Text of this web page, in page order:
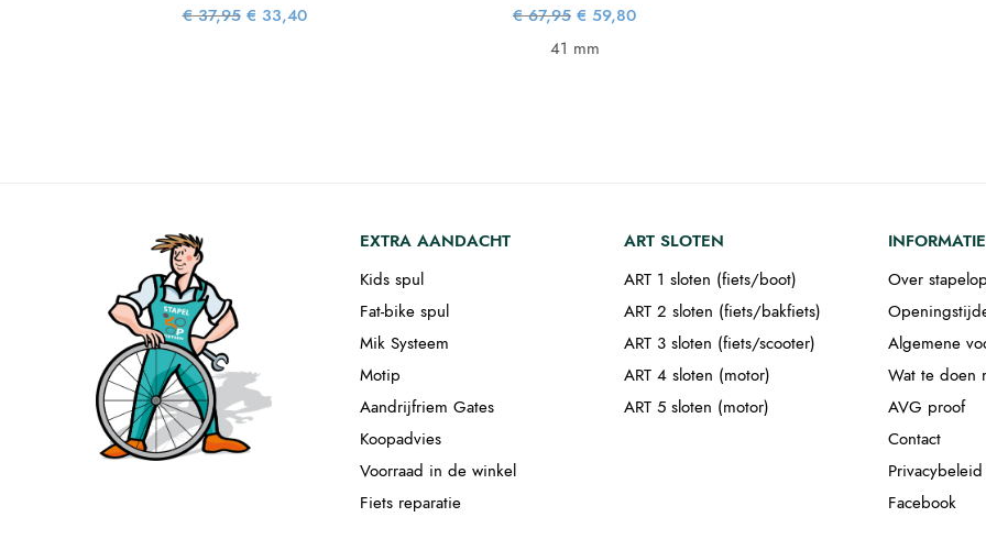
€37,95 Oorspronkelijke
prijs was:
€ 33,40
€67,95 Oorspronkelijke
prijs was:
€ 59,80
41 mm
EXTRA AANDACHT
Kids spul
Fat-bike spul
Mik Systeem
Motip
Aandrijfriem Gates
Koopadvies
Voorraad in de winkel
Fiets reparatie
ART SLOTEN
ART 1 sloten (fiets/boot)
ART 2 sloten (fiets/bakfiets)
ART 3 sloten (fiets/scooter)
ART 4 sloten (motor)
ART 5 sloten (motor)
INFORMATIE
Over
Algemene
Wat te doen
AVG proof
Contact
Privacybeleid
Facebook